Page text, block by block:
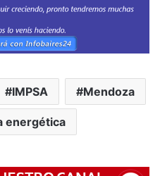
IMPSA Mendoza
energética